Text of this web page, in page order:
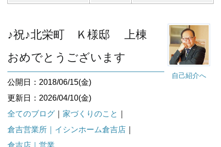
自己紹介へ
♪祝♪北栄町 Ｋ様邸 上棟
おめでとうございます
公開日：2018/06/15(金)
更新日：2026/04/10(金)
全てのブログ
家づくりのこと
倉吉営業所｜イシンホーム倉吉店
倉吉店｜営業